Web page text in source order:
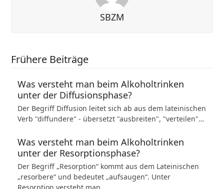
SBZM
Frühere Beiträge
Was versteht man beim Alkoholtrinken
unter der Diffusionsphase?
Der Begriff Diffusion leitet sich ab aus dem lateinischen
Verb "diffundere" - übersetzt "ausbreiten", "verteilen"…
Was versteht man beim Alkoholtrinken
unter der Resorptionsphase?
Der Begriff „Resorption“ kommt aus dem Lateinischen
„resorbere“ und bedeutet „aufsaugen“. Unter